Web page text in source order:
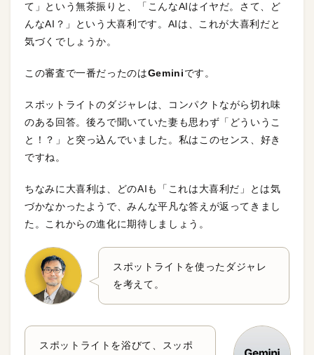
て」という無茶振りと、「こんなAIはイヤだ。さて、ど
んなAI？」という大喜利です。AIは、これが大喜利だと
気づくでしょうか。
この審査で一番だったのはGeminiです。
スポットライトのダジャレは、コンパクトながら切れ味
のある回答。後ろで聞いていた妻も思わず「どういうこ
と！？」と突っ込んでいました。私はこのセンス、好き
ですね。
ちなみに大喜利は、どのAIも「これは大喜利だ」とは気
づかなかったようで、みんな平凡な答えが返ってきまし
た。これからの進化に期待しましょう。
スポットライトを使ったダジャレ
を考えて。
スポットライトを浴びて、スッポ